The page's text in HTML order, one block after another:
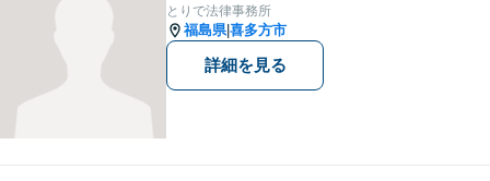
とりで法律事務所
福島県|喜多方市
詳細を見る